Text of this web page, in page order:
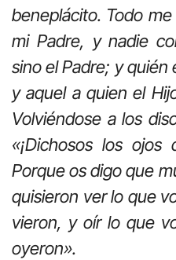
beneplácito. Todo
mi Padre, y nadie
sino el Padre; y quién
y aquel a quien el
Volviéndose a los
«¡Dichosos los
Porque os digo que
quisieron ver lo que
vieron, y oír lo que
oyeron».